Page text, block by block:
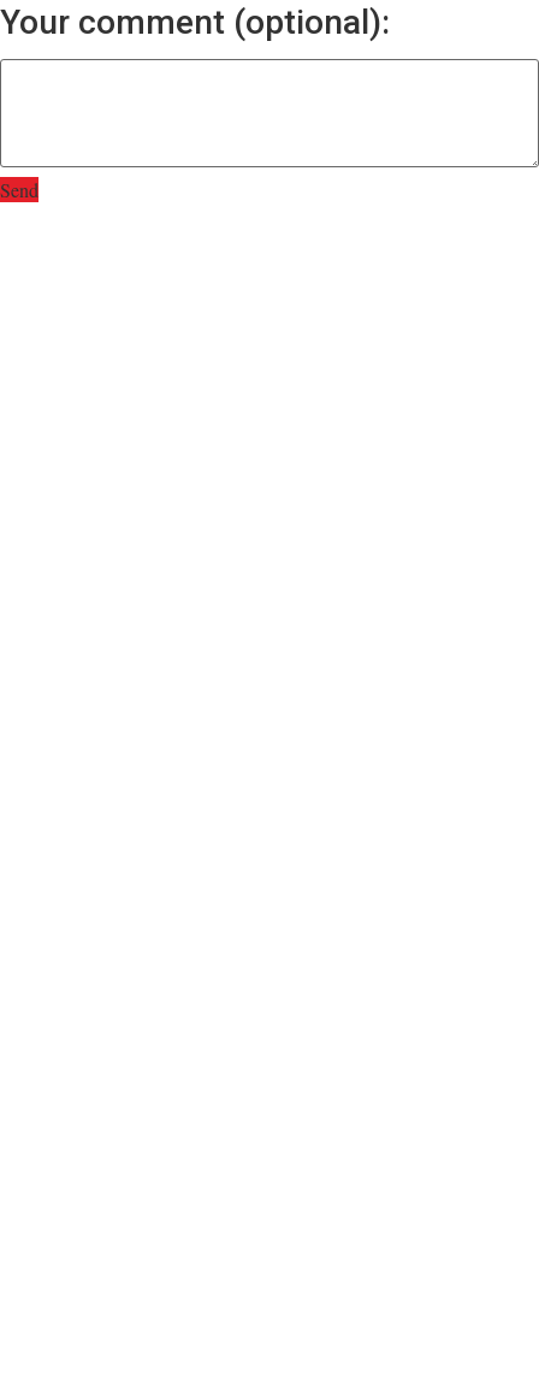
Your comment (optional):
Send